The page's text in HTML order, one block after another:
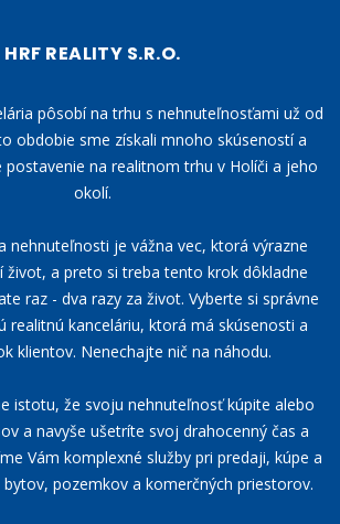
HRF REALITY S.R.O.
pôsobí na trhu s nehnuteľnosťami už od
obdobie sme získali mnoho skúseností a
postavenie na realitnom trhu v Holíči a jeho
okolí.
nehnuteľnosti je vážna vec, ktorá výrazne
život, a preto si treba tento krok dôkladne
raz - dva razy za život. Vyberte si správne
realitnú kanceláriu, ktorá má skúsenosti a
klientov. Nenechajte nič na náhodu.
istotu, že svoju nehnuteľnosť kúpite alebo
a navyše ušetríte svoj drahocenný čas a
Vám komplexné služby pri predaji, kúpe a
pozemkov a komerčných priestorov.